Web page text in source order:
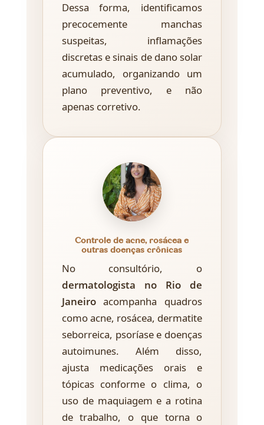
Dessa forma, identificamos
precocemente manchas
suspeitas, inflamações
discretas e sinais de dano solar
acumulado, organizando um
plano preventivo, e não
apenas corretivo.
Controle de acne, rosácea e
outras doenças crônicas
No consultório, o
dermatologista no Rio de
Janeiroacompanha quadros
como acne, rosácea, dermatite
seborreica, psoríase e doenças
autoimunes. Além disso,
ajusta medicações orais e
tópicas conforme o clima, o
uso de maquiagem e a rotina
de trabalho, o que torna o